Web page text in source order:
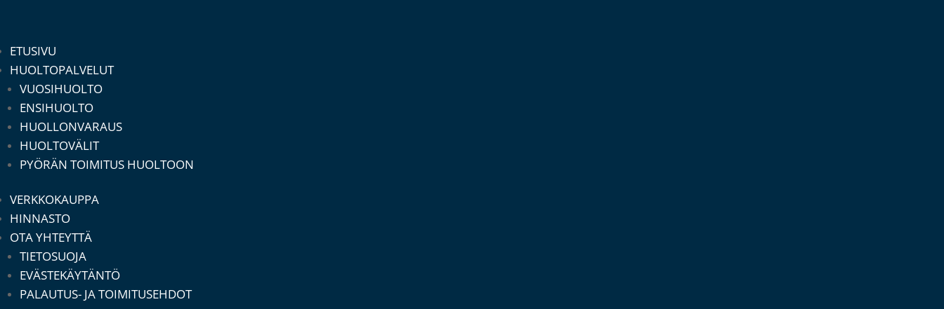
ETUSIVU
HUOLTOPALVELUT
VUOSIHUOLTO
ENSIHUOLTO
HUOLLONVARAUS
HUOLTOVÄLIT
PYÖRÄN TOIMITUS HUOLTOON
VERKKOKAUPPA
HINNASTO
OTA YHTEYTTÄ
TIETOSUOJA
EVÄSTEKÄYTÄNTÖ
PALAUTUS- JA TOIMITUSEHDOT